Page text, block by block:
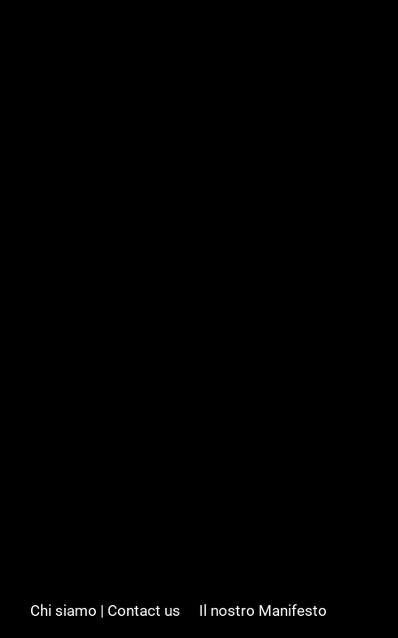
Chi siamo | Contact us
Il nostro Manifesto